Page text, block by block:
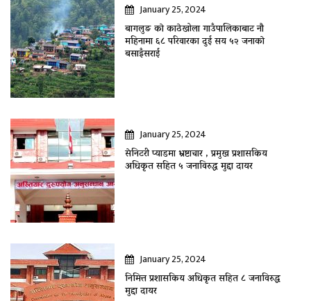
January 25, 2024
बागलुङ काे काठेखोला गाउँपालिकाबाट नौ
महिनामा ६८ परिवारका दुई सय ५२ जनाकाे
बसाइँसराई
January 25, 2024
सेनिटरी प्याडमा भ्रष्टाचार , प्रमुख प्रशासकिय
अधिकृत सहित ५ जनाविरुद्ध मुद्दा दायर
January 25, 2024
निमित्त प्रशासकिय अधिकृत सहित ८ जनाविरुद्ध
मुद्दा दायर